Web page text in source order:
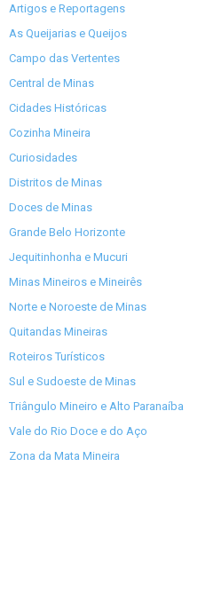
Artigos e Reportagens
As Queijarias e Queijos
Campo das Vertentes
Central de Minas
Cidades Históricas
Cozinha Mineira
Curiosidades
Distritos de Minas
Doces de Minas
Grande Belo Horizonte
Jequitinhonha e Mucuri
Minas Mineiros e Mineirês
Norte e Noroeste de Minas
Quitandas Mineiras
Roteiros Turísticos
Sul e Sudoeste de Minas
Triângulo Mineiro e Alto Paranaíba
Vale do Rio Doce e do Aço
Zona da Mata Mineira